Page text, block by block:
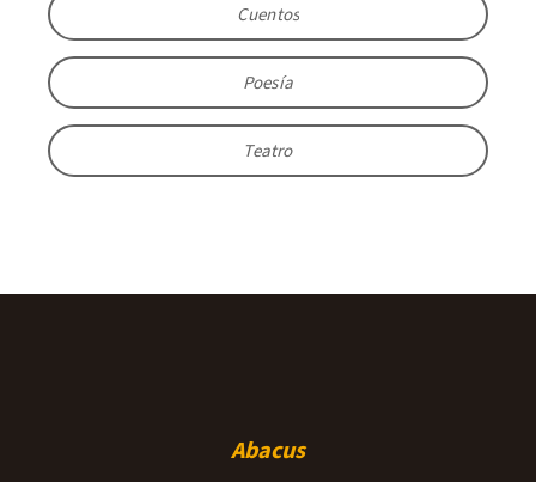
Cuentos
Poesía
Teatro
Abacus